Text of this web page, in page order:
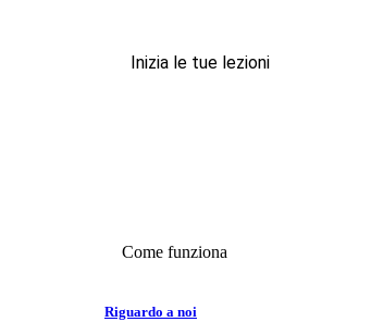
Inizia le tue lezioni
Come funziona
Riguardo a noi